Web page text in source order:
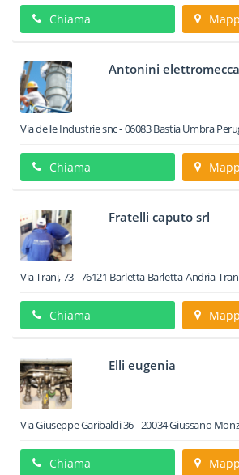
Chiama
Antonini
Via delle Industrie snc-06083Bastia Umbra
Chiama
Fratelli caputo srl
Via Trani, 73-76121 Barletta Barletta-Andria-
Chiama
Elli eugenia
Via Giuseppe Garibaldi 36-20034Giussano
Chiama